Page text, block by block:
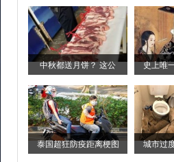
中秋都送月饼？ 这公 史上唯
泰国超狂防疫距离梗图 城市过